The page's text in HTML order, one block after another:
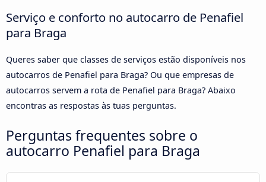
Serviço e conforto no autocarro de Penafiel
para Braga
Queres saber que classes de serviços estão disponíveis nos
autocarros de Penafiel para Braga? Ou que empresas de
autocarros servem a rota de Penafiel para Braga? Abaixo
encontras as respostas às tuas perguntas.
Perguntas frequentes sobre o
autocarro Penafiel para Braga